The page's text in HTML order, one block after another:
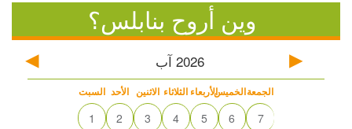
وين أروح بنابلس؟
2026 آب
السبت الأحد الاثنين الثلاثاء الأربعاءالخميسالجمعة
1 2 3 4 5 6 7